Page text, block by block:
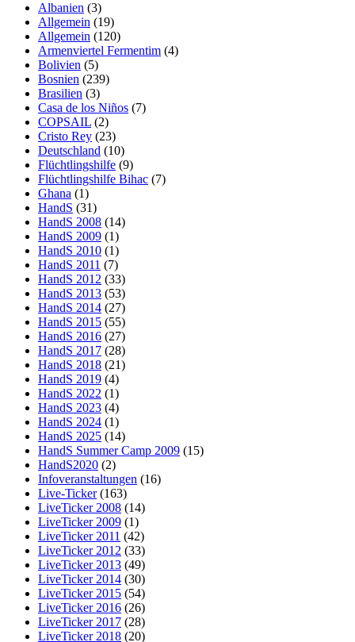
Albanien (3)
Allgemein (19)
Allgemein (120)
Armenviertel Fermentim (4)
Bolivien (5)
Bosnien (239)
Brasilien (3)
Casa de los Niños (7)
COPSAIL (2)
Cristo Rey (23)
Deutschland (10)
Flüchtlingshilfe (9)
Flüchtlingshilfe Bihac (7)
Ghana (1)
HandS (31)
HandS 2008 (14)
HandS 2009 (1)
HandS 2010 (1)
HandS 2011 (7)
HandS 2012 (33)
HandS 2013 (53)
HandS 2014 (27)
HandS 2015 (55)
HandS 2016 (27)
HandS 2017 (28)
HandS 2018 (21)
HandS 2019 (4)
HandS 2022 (1)
HandS 2023 (4)
HandS 2024 (1)
HandS 2025 (14)
HandS Summer Camp 2009 (15)
HandS2020 (2)
Infoveranstaltungen (16)
Live-Ticker(163)
LiveTicker 2008 (14)
LiveTicker 2009 (1)
LiveTicker 2011 (42)
LiveTicker 2012 (33)
LiveTicker 2013 (49)
LiveTicker 2014 (30)
LiveTicker 2015 (54)
LiveTicker 2016 (26)
LiveTicker 2017 (28)
LiveTicker 2018 (20)